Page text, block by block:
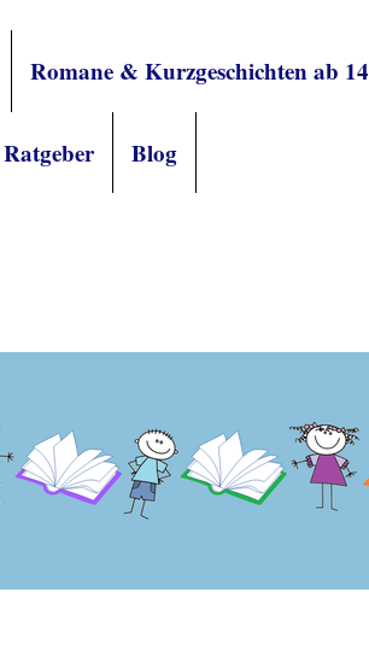
Romane & Kurzgeschichten ab 14
Ratgeber Blog